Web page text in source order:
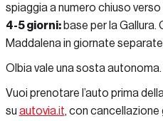
spiaggia a numero chiuso
4-5 giorni:base per la Gallura.
Maddalena in giornate
Olbia vale una sosta
Vuoi prenotare l’auto prima
su autovia.it, con cancellazione